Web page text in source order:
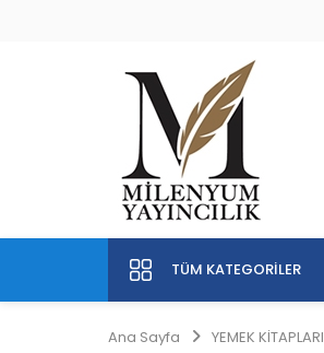
TÜM KATEGORILER
Ana Sayfa YEMEK KİTAPLARI